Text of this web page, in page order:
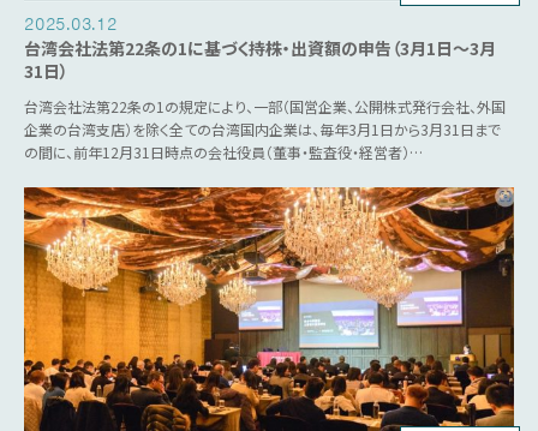
2025.03.12
台湾会社法第22条の1に基づく持株・出資額の申告（3月1日～3月
31日）
台湾会社法第22条の1の規定により、一部（国営企業、公開株式発行会社、外国
企業の台湾支店）を除く全ての台湾国内企業は、毎年3月1日から3月31日まで
の間に、前年12月31日時点の会社役員（董事・監査役・経営者）…